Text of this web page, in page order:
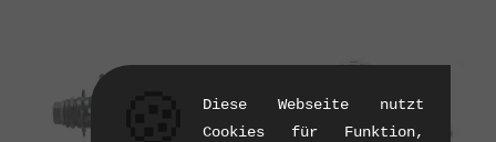
Diese Webseite nutzt
Cookies für Funktion,